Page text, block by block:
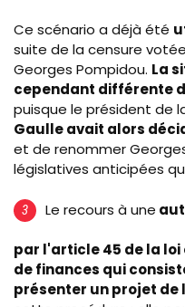
Ce scénario a déjà été
suite de la censure
Georges Pompidou. La
cependant différente
puisque le président de
Gaulle avait alors
et de renommer
législatives anticipées
Le recours à une
par l'article 45 de la
de finances qui
présenter un projet de